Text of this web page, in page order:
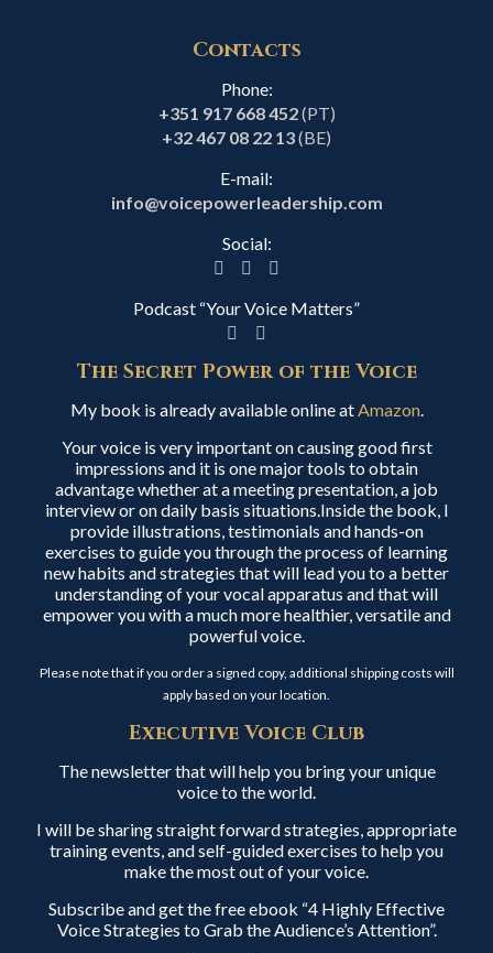
Contacts
Phone:
+351 917 668 452(PT)
+32 467 08 22 13(BE)
E-mail:
info@voicepowerleadership.com
Social:
Podcast “Your Voice Matters”
The Secret Power of the Voice
My book is already available online atAmazon.
Your voice is very important on causing good first
impressions and it is one major tools to obtain
advantage whether at a meeting presentation, a job
interview or on daily basis situations.Inside the book, I
provide illustrations, testimonials and hands-on
exercises to guide you through the process of learning
new habits and strategies that will lead you to a better
understanding of your vocal apparatus and that will
empower you with a much more healthier, versatile and
powerful voice.
Please note that if you order a signed copy, additional shipping costs will
apply based on your location.
Executive Voice Club
The newsletter that will help you bring your unique
voice to the world.
I will be sharing straight forward strategies, appropriate
training events, and self-guided exercises to help you
make the most out of your voice.
Subscribe and get the free ebook “4 Highly Effective
Voice Strategies to Grab the Audience’s Attention”.